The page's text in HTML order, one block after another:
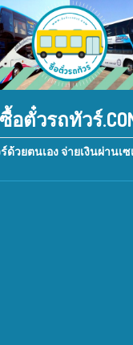
ซื้อตั๋วรถทัวร์
ด้วยตนเอง จ่ายเงินผ่านเ